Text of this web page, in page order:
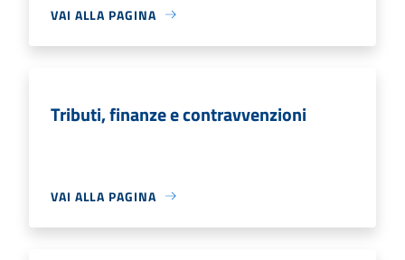
VAI ALLA PAGINA
Tributi, finanze e contravvenzioni
VAI ALLA PAGINA